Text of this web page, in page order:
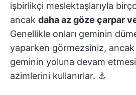
işbirlikçi meslektaşlarıyla
ancak daha az göze çarpar
Genellikle onları geminin
yaparken görmezsiniz,
geminin yoluna devam
azimlerini kullanırlar. ⚓